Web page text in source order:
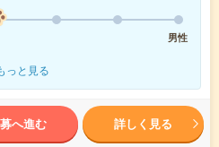
男性
っと見る
へ進む 詳しく見る